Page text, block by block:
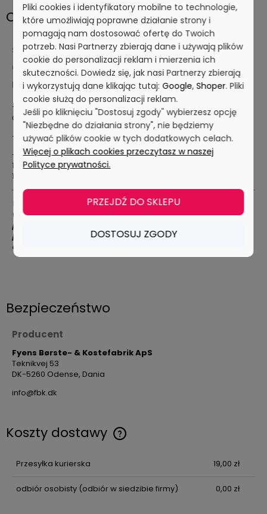
Opis
Szczotka w pełni wykrywalna z rączką 275x70mm, włos
0.6mm 76548
Dopuszczona do kontaktu z żywnością
- Szczotka w pełni wykrywalna: Korpus z polipropylenu (PP),
a włosie z Politereftalanu Butylenowego (PBT)
- Odporna na działanie temperatury od -25°C do +120°C
- Polipropylen - tworzywo odporne na kwasy i zasady (PH 1-
14), Politeraftalen Butylowy - tworzywo odporne na kwasy (PH
1-7)
Wykrywalność produktu jest zależna od rodzaju i ustawień
wykrywacza, rodzaju produkowanej żywności i innych
parametrów. Wobec tego zalecamy przetestowanie
produktu na Państwa wykrywaczu metali przed podjęciem
decyzji zakupowej.
Bezpieczeństwo
Producent
Fyens Børste- & Kostefabrik ApS
Teknikvej 53
DK-5260 Odense, Dania
info@fbk.dk
Koszty dostawy
Przesyłka kurierska 19,00 zł
odbiór osobisty(odbiór w siedzibie firmy) 0,00 zł
Pliki cookies i identyfikatory mobilne to technologie,
które umożliwiają poprawne działanie strony i
pomagają nam dostosować ofertę do Twoich
potrzeb. Nasi Partnerzy zbierają dane i używają plików
cookie do personalizacji reklam i mierzenia ich
skuteczności. Dowiedz się, jak nasi Partnerzy zbierają
i wykorzystują dane klikając tutaj:Google,Shoper. Pliki
cookie służą do personalizacji reklam.
Jeśli po kliknięciu "Dostosuj zgody" wybierzesz opcję
"Niezbędne do działania strony", nie będziemy
używać plików cookie w tych dodatkowych celach.
Więcej o plikach cookies przeczytasz w naszej
Polityce prywatności.
PRZEJDŹ DO SKLEPU
DOSTOSUJ ZGODY